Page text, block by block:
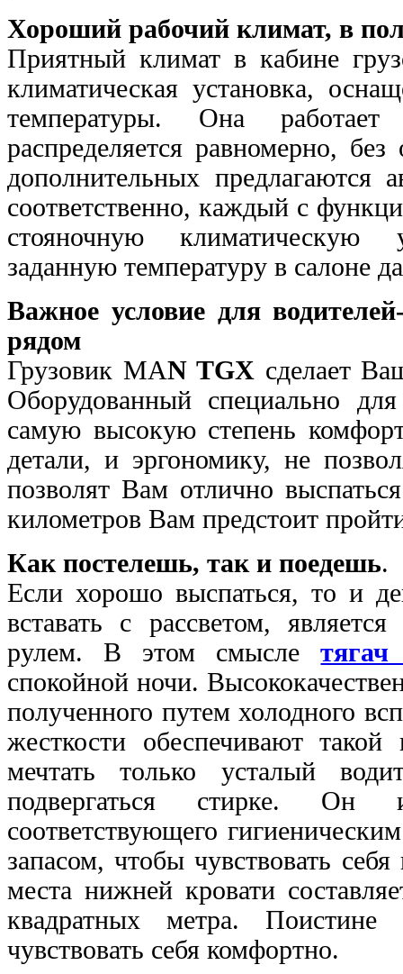
Хороший рабочий климат, в
Приятный климат в кабине
климатическая установка,
температуры. Она
распределяется равномерно,
дополнительных предлагаются
соответственно, каждый с
стояночную климатическую
заданную температуру в салоне
Важное условие для
рядом
Грузовик MAN TGX сделает
Оборудованный специально
самую высокую степень
детали, и эргономику, не
позволят Вам отлично
километров Вам предстоит
Как постелешь, так и поедешь.
Если хорошо выспаться, то и
вставать с рассветом,
рулем. В этом смысле
спокойной ночи.
полученного путем холодного
жесткости обеспечивают
мечтать только усталый
подвергаться стирке. Он
соответствующего
запасом, чтобы чувствовать
места нижней кровати
квадратных метра.
чувствовать себя комфортно.